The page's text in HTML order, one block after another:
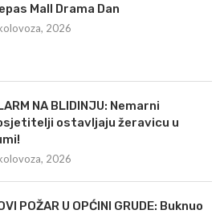
Mall Drama Dan
2026
NA BLIDINJU: Nemarni
ostavljaju žeravicu u
2026
POŽAR U OPĆINI GRUDE: Buknuo